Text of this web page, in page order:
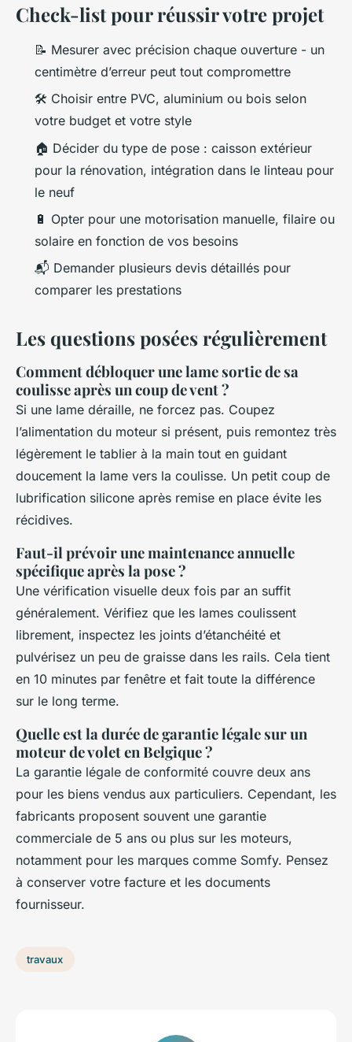
Check-list pour réussir votre projet
📝 Mesurer avec précision chaque ouverture - un
centimètre d’erreur peut tout compromettre
🛠 Choisir entre PVC, aluminium ou bois selon
votre budget et votre style
🏠 Décider du type de pose : caisson extérieur
pour la rénovation, intégration dans le linteau pour
le neuf
🔋 Opter pour une motorisation manuelle, filaire ou
solaire en fonction de vos besoins
📬 Demander plusieurs devis détaillés pour
comparer les prestations
Les questions posées régulièrement
Comment débloquer une lame sortie de sa
coulisse après un coup de vent ?
Si une lame déraille, ne forcez pas. Coupez
l’alimentation du moteur si présent, puis remontez très
légèrement le tablier à la main tout en guidant
doucement la lame vers la coulisse. Un petit coup de
lubrification silicone après remise en place évite les
récidives.
Faut-il prévoir une maintenance annuelle
spécifique après la pose ?
Une vérification visuelle deux fois par an suffit
généralement. Vérifiez que les lames coulissent
librement, inspectez les joints d’étanchéité et
pulvérisez un peu de graisse dans les rails. Cela tient
en 10 minutes par fenêtre et fait toute la différence
sur le long terme.
Quelle est la durée de garantie légale sur un
moteur de volet en Belgique ?
La garantie légale de conformité couvre deux ans
pour les biens vendus aux particuliers. Cependant, les
fabricants proposent souvent une garantie
commerciale de 5 ans ou plus sur les moteurs,
notamment pour les marques comme Somfy. Pensez
à conserver votre facture et les documents
fournisseur.
travaux